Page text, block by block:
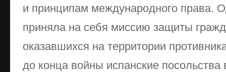
и принципам международного права.
приняла на себя миссию защиты
оказавшихся на территории
до конца войны испанские